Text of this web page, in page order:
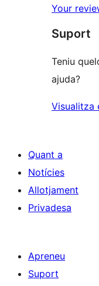
Your
Suport
Teniu
ajuda?
Visualitza
Quant a
Notícies
Allotjament
Privadesa
Apreneu
Suport